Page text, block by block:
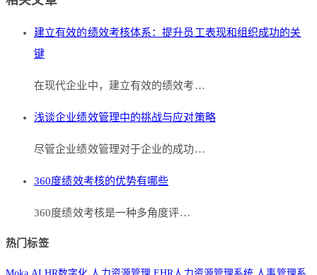
建立有效的绩效考核体系：提升员工表现和组织成功的关
键
在现代企业中，建立有效的绩效考…
浅谈企业绩效管理中的挑战与应对策略
尽管企业绩效管理对于企业的成功…
360度绩效考核的优势有哪些
360度绩效考核是一种多角度评…
热门标签